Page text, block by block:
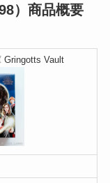
）商品概要
Gringotts Vault